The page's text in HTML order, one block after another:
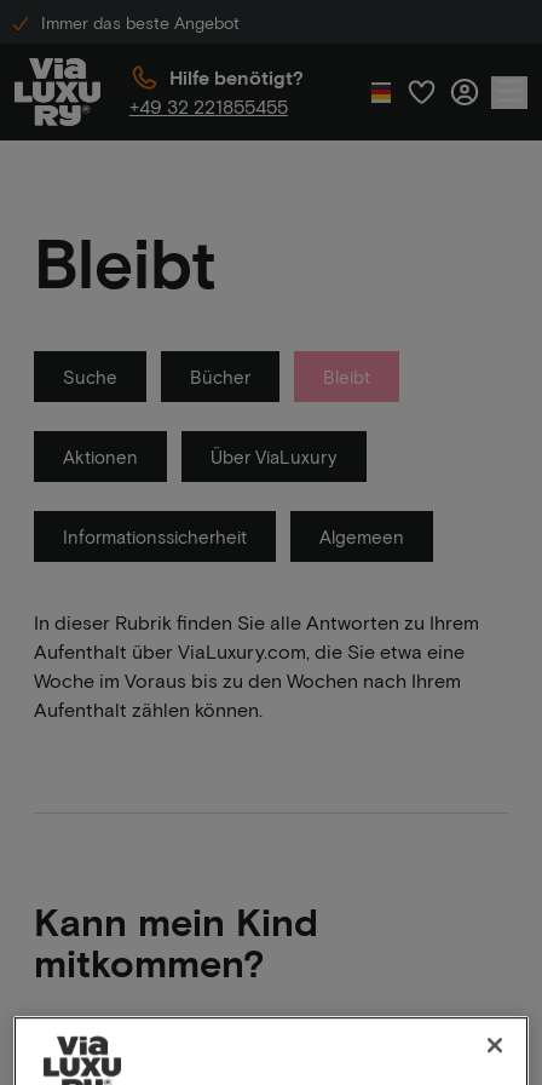
Immer das beste Angebot
Hilfe benötigt?
+49 32 221855455
Bleibt
Suche Bücher Bleibt
Aktionen Über ViaLuxury
Informationssicherheit Algemeen
In dieser Rubrik finden Sie alle Antworten zu Ihrem
Aufenthalt über ViaLuxury.com, die Sie etwa eine
Woche im Voraus bis zu den Wochen nach Ihrem
Aufenthalt zählen können.
Kann mein Kind
mitkommen?
Dies variiert
Bei einigen Arrangements ist es nicht möglich, ein